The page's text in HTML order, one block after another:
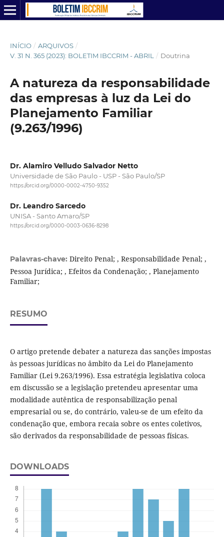
INÍCIO / ARQUIVOS /
V. 31 N. 365 (2023): BOLETIM IBCCRIM - ABRIL
/ Doutrina
A natureza da responsabilidade
das empresas à luz da Lei do
Planejamento Familiar
(9.263/1996)
Dr. Alamiro Velludo Salvador Netto
Universidade de São Paulo - USP - São Paulo/SP
https://orcid.org/0000-0002-4750-9352
Dr. Leandro Sarcedo
UNISA - Santo Amaro/SP
https://orcid.org/0000-0003-0636-8298
Palavras-chave: Direito Penal; , Responsabilidade Penal; ,
Pessoa Jurídica; , Efeitos da Condenação; , Planejamento
Familiar;
RESUMO
O artigo pretende debater a natureza das sanções impostas
às pessoas jurídicas no âmbito da Lei do Planejamento
Familiar (Lei 9.263/1996). Essa estratégia legislativa coloca
em discussão se a legislação pretendeu apresentar uma
modalidade autêntica de responsabilização penal
empresarial ou se, do contrário, valeu-se de um efeito da
condenação que, embora recaia sobre os entes coletivos,
são derivados da responsabilidade de pessoas físicas.
DOWNLOADS